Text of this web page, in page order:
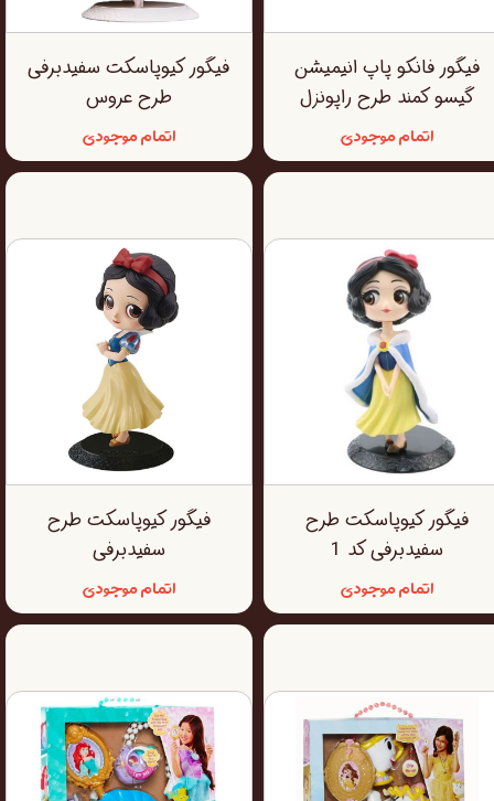
فیگور فانکو پاپ انیمیشن
گیسو کمند طرح راپونزل
اتمام موجودی
فیگور کیوپاسکت سفیدبرفی
طرح عروس
اتمام موجودی
فیگور کیوپاسکت طرح
سفیدبرفی کد 1
اتمام موجودی
فیگور کیوپاسکت طرح
سفیدبرفی
اتمام موجودی